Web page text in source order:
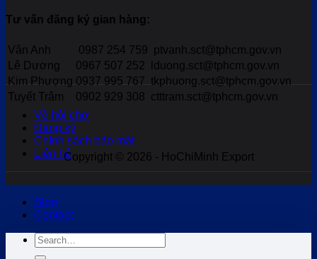
Tư vấn đăng ký gian hàng:
Vân Anh 0987 254 759 ptvanh.sct@tphcm.gov.vn
Lê Dương
0967 507 252
lduong.sct@tphcm.gov.vn
Kim Phượng 0937 995 767 tkphuong.sct@tphcm.gov.vn
Tuyết Trâm
0902 929 308 ctttram.sct@tphcm.gov.vn
Về hội chợ
Đăng ký
Chính sách bảo mật
Liên hệCopyright © 2026 - HoChiMinh Export
Blog
Contact